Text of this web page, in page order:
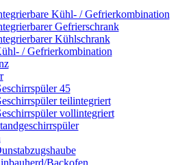
Kühl- / Gefrierkombination
Gefrierschrank
Kühlschrank
/ Gefrierkombination
45
teilintegriert
vollintegriert
Backofen